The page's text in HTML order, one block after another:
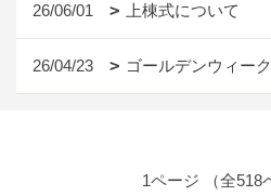
26/06/01 上棟式について
26/04/23 ゴールデンウィー
1ページ （全518